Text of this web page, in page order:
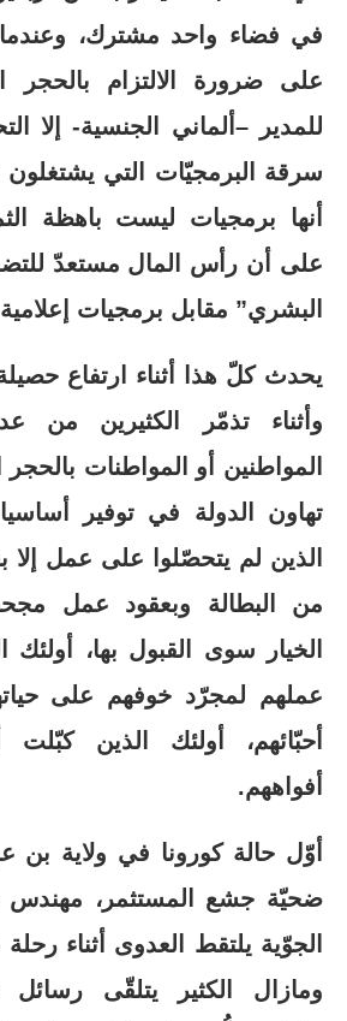
في فضاء واحد مشترك، وعندما
على ضرورة الالتزام
للمدير –ألماني الجنسية- إلا
سرقة البرمجيّات التي يشتغلون
أنها برمجيات ليست باهظة
على أن رأس المال مستعدّ
البشري” مقابل برمجيات
يحدث كلّ هذا أثناء ارتفاع
وأثناء تذمّر الكثيرين من
المواطنين أو المواطنات
تهاون الدولة في توفير
الذين لم يتحصّلوا على عمل
من البطالة وبعقود عمل
الخيار سوى القبول بها،
عملهم لمجرّد خوفهم على
أحبّائهم، أولئك الذين كبّلت
أفواههم.
أوّل حالة كورونا في ولاية
ضحيّة جشع المستثمر، مهندس
الجوّية يلتقط العدوى أثناء
ومازال الكثير يتلقّى